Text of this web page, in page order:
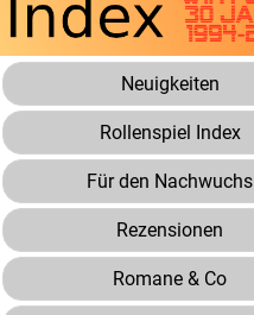
Neuigkeiten
Rollenspiel Index
Für den Nachwuchs
Rezensionen
Romane & Co